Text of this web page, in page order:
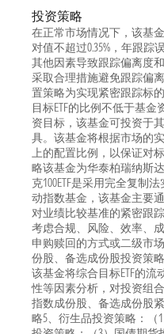
投资策略
在正常市场情况下，该基
对值不超过0.35%，年跟踪
其他因素导致跟踪偏离度
采取合理措施避免跟踪偏
置策略为实现紧密跟踪标
目标ETF的比例不低于基
资目标，该基金可投资于
具。该基金将根据市场的
上的配置比例，以保证对
略该基金为华泰柏瑞纳斯
克100ETF是采用完全复制
动指数基金，该基金主要
对业绩比较基准的紧密跟
考虑合规、风险、效率、
申购赎回的方式或二级市
份股、备选成份股投资策
该基金将综合目标ETF的
性等因素分析，对投资组
指数成份股、备选成份股
略5、衍生品投资策略：（